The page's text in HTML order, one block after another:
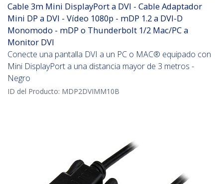
Cable 3m Mini DisplayPort a DVI - Cable Adaptador
Mini DP a DVI - Vídeo 1080p - mDP 1.2 a DVI-D
Monomodo - mDP o Thunderbolt 1/2 Mac/PC a
Monitor DVI
Conecte una pantalla DVI a un PC o MAC® equipado con
Mini DisplayPort a una distancia mayor de 3 metros -
Negro
ID del Producto: MDP2DVIMM10B